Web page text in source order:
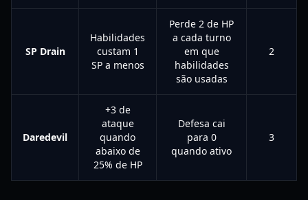
SP Drain
Habilidades
custam 1
SP a menos
Perde 2 de HP
a cada turno
em que
habilidades
são usadas
2
Daredevil
+3 de
ataque
quando
abaixo de
25% de HP
Defesa cai
para 0
quando ativo
3